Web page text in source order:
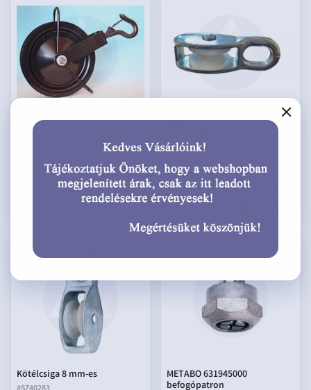
Kötélcsiga 250-es
bruttó 17 484,83 HUF
nettó 13 767,59 HUF
# SZ37184
Menny. egység:
bruttó 976,57 HUF
nettó 768,95 HUF
Kötélcsiga 8 mm-es
METABO 631945000
befogópatron